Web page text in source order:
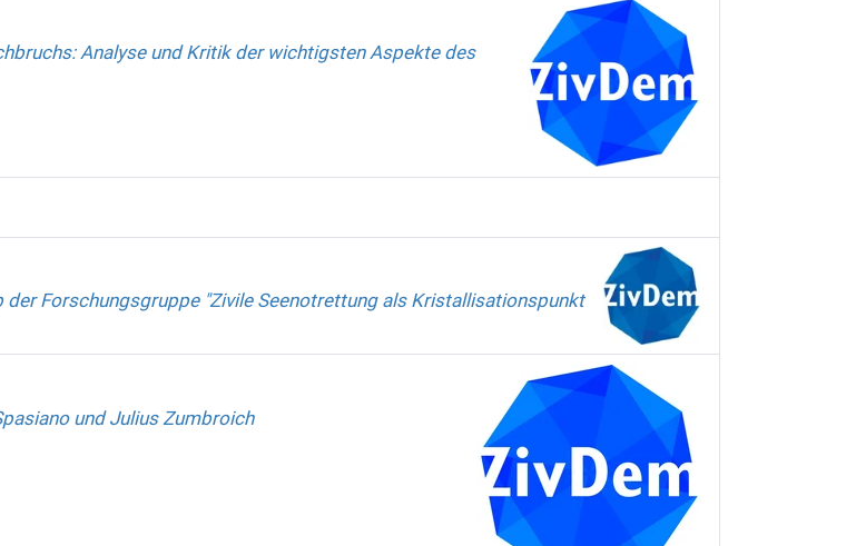
Analyse und Kritik der wichtigsten Aspekte des
Forschungsgruppe "Zivile Seenotrettung als Kristallisationspunkt
und Julius Zumbroich